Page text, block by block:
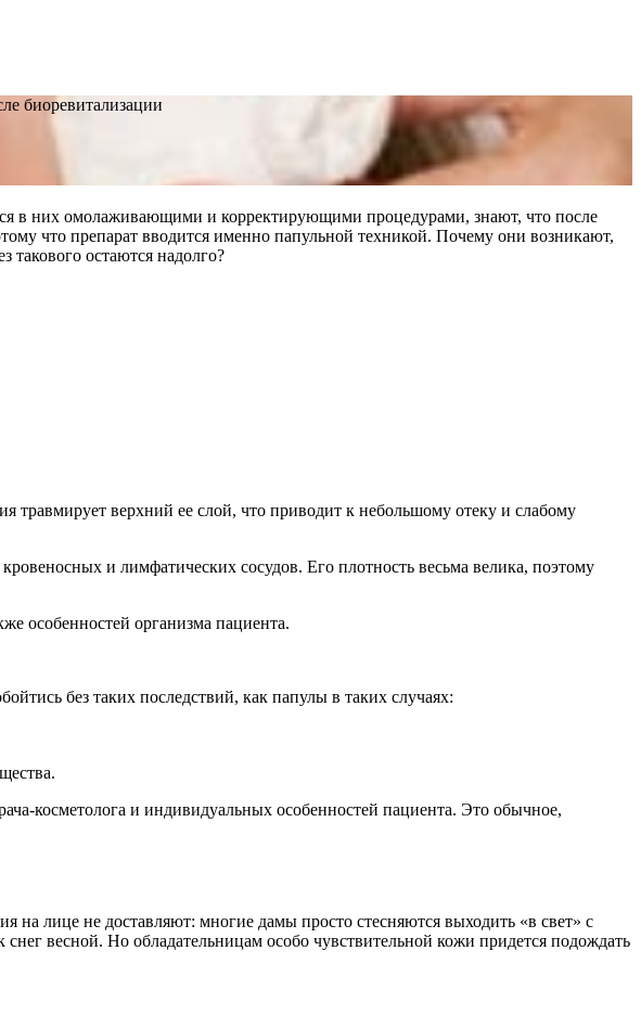
биоревитализации
в них омолаживающими и корректирующими процедурами, знают, что после
что препарат вводится именно папульной техникой. Почему они возникают,
такового остаются надолго?
травмирует верхний ее слой, что приводит к небольшому отеку и слабому
и лимфатических сосудов. Его плотность весьма велика, поэтому
особенностей организма пациента.
без таких последствий, как папулы в таких случаях:
косметолога и индивидуальных особенностей пациента. Это обычное,
на лице не доставляют: многие дамы просто стесняются выходить «в свет» с
весной. Но обладательницам особо чувствительной кожи придется подождать